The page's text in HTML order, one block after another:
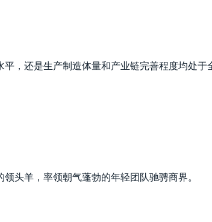
，还是生产制造体量和产业链完善程度均处于
头羊，率领朝气蓬勃的年轻团队驰骋商界。